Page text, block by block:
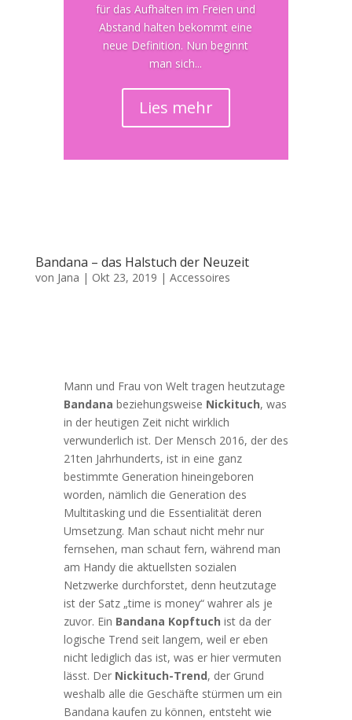
für das Aufhalten im Freien und
Abstand halten bekommt eine
neue Definition. Nun beginnt
man sich...
Lies mehr
Bandana – das Halstuch der Neuzeit
von Jana | Okt 23, 2019 | Accessoires
Mann und Frau von Welt tragen heutzutage
Bandana beziehungsweise Nickituch, was
in der heutigen Zeit nicht wirklich
verwunderlich ist. Der Mensch 2016, der des
21ten Jahrhunderts, ist in eine ganz
bestimmte Generation hineingeboren
worden, nämlich die Generation des
Multitasking und die Essentialität deren
Umsetzung. Man schaut nicht mehr nur
fernsehen, man schaut fern, während man
am Handy die aktuellsten sozialen
Netzwerke durchforstet, denn heutzutage
ist der Satz „time is money“ wahrer als je
zuvor. Ein Bandana Kopftuch ist da der
logische Trend seit langem, weil er eben
nicht lediglich das ist, was er hier vermuten
lässt. Der Nickituch-Trend, der Grund
weshalb alle die Geschäfte stürmen um ein
Bandana kaufen zu können, entsteht wie